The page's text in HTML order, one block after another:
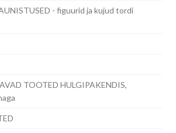
- figuurid ja kujud tordi
TOOTED HULGIPAKENDIS,